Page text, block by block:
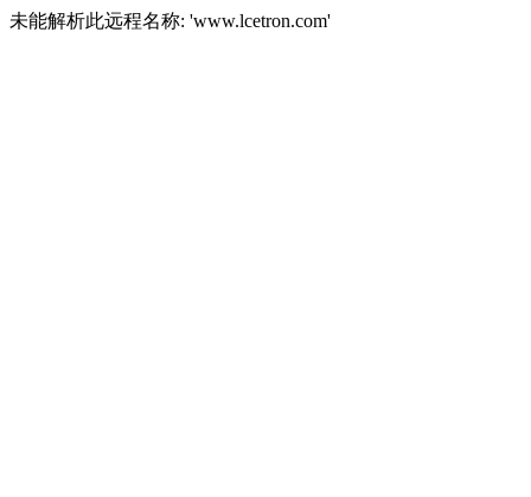
未能解析此远程名称: 'www.lcetron.com'